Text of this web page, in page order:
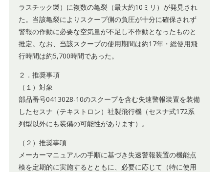
ラスチック製）に複数の亀裂（最大約10ミリ）が発見され
た。当該亀裂によりスクープ側の負圧が十分に確保されず
警報の作動に必要な空気量が不足し不作動となったものと
推定。なお、当該スクープの使用期間は約17年・総使用飛
行時間は約5,700時間であった。
２．推奨事項
（１）対象
部品番号0413028-10のスクープを含む失速警報装置を装備
したセスナ（テキストロン）社製飛行機（セスナ式172系
列型以外にも装備の可能性があります）。
（２）推奨事項
メーカーマニュアルの手順に基づき失速警報装置の機能点
検を定期的に実施するとともに、必要に応じて（特に使用